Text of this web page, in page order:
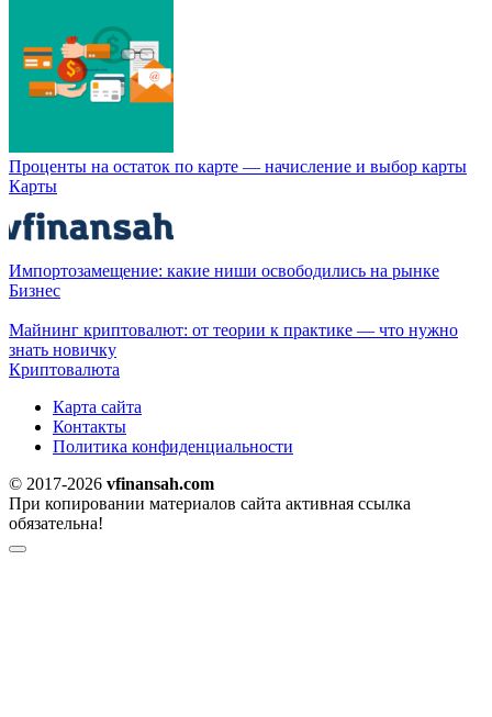
Проценты на остаток по карте — начисление и выбор карты
Карты
Импортозамещение: какие ниши освободились на рынке
Бизнес
Майнинг криптовалют: от теории к практике — что нужно
знать новичку
Криптовалюта
Карта сайта
Контакты
Политика конфиденциальности
© 2017-2026 vfinansah.com
При копировании материалов сайта активная ссылка
обязательна!